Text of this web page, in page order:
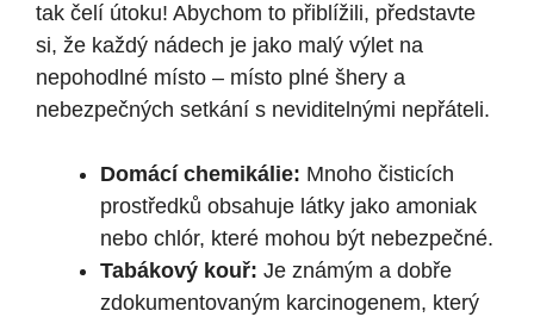
tak čelí útoku! Abychom to přiblížili, představte
si, že každý nádech je jako malý výlet na
nepohodlné místo – místo plné šhery a
nebezpečných setkání s neviditelnými nepřáteli.
Domácí chemikálie: Mnoho čisticích
prostředků obsahuje látky jako amoniak
nebo chlór, které mohou být nebezpečné.
Tabákový kouř: Je známým a dobře
zdokumentovaným karcinogenem, který